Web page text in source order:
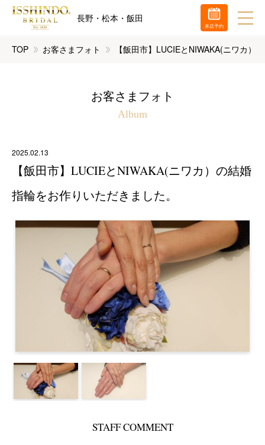
長野・松本・飯田
TOP お客さまフォト 【飯田市】LUCIEとNIWAKA(ニワカ）
お客さまフォト
Album
2025.02.13
【飯田市】LUCIEとNIWAKA(ニワカ）の結婚
指輪をお作りいただきました。
STAFF COMMENT
来店予約